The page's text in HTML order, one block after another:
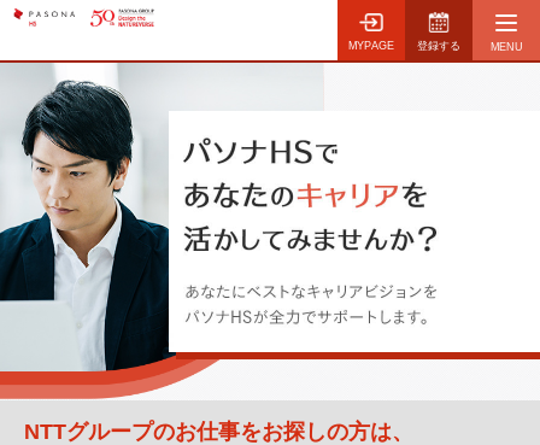
MYPAGE 登録する
NTTグループのお仕事をお探しの方は、